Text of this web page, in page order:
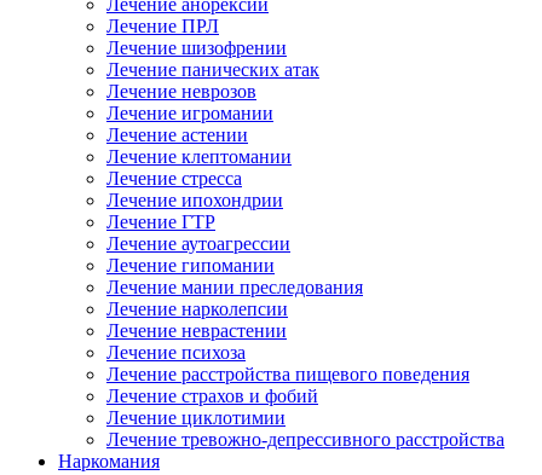
Лечение анорексии
Лечение ПРЛ
Лечение шизофрении
Лечение панических атак
Лечение неврозов
Лечение игромании
Лечение астении
Лечение клептомании
Лечение стресса
Лечение ипохондрии
Лечение ГТР
Лечение аутоагрессии
Лечение гипомании
Лечение мании преследования
Лечение нарколепсии
Лечение неврастении
Лечение психоза
Лечение расстройства пищевого поведения
Лечение страхов и фобий
Лечение циклотимии
Лечение тревожно-депрессивного расстройства
Наркомания